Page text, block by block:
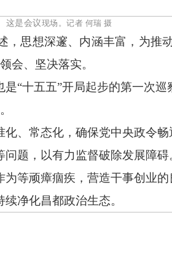
这是会议现场。记者 何瑞 摄
，思想深邃、内涵丰富，为推
会、坚决落实。
是“十五五”开局起步的第一次
、常态化，确保党中央政令畅
题，以有力监督破除发展障碍
等顽瘴痼疾，营造干事创业的
净化昌都政治生态。